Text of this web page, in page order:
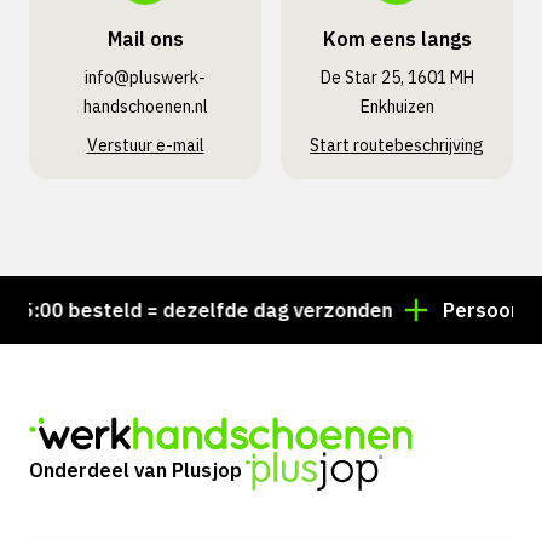
Mail ons
info@pluswerk­
handschoenen.nl
Verstuur e-mail
Kom eens langs
De Star 25, 1601 MH
Enkhuizen
Start routebeschrijving
besteld = dezelfde dag verzonden Persoonlijk
Onderdeel van Plusjop